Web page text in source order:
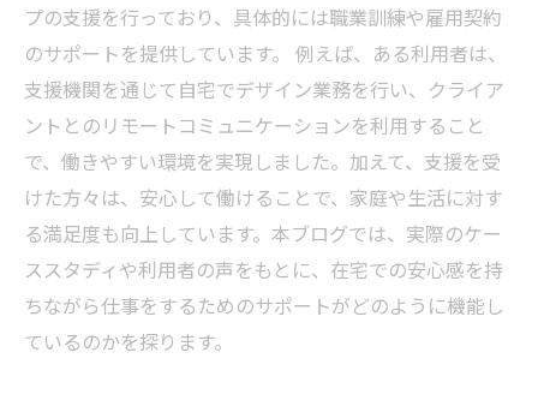
プの支援を行っており、具体的には職業訓練や雇用契約
のサポートを提供しています。 例えば、ある利用者は、
支援機関を通じて自宅でデザイン業務を行い、クライア
ントとのリモートコミュニケーションを利用すること
で、働きやすい環境を実現しました。加えて、支援を受
けた方々は、安心して働けることで、家庭や生活に対す
る満足度も向上しています。本ブログでは、実際のケー
ススタディや利用者の声をもとに、在宅での安心感を持
ちながら仕事をするためのサポートがどのように機能し
ているのかを探ります。